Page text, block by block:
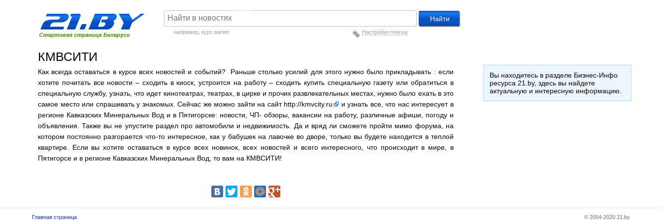
например, курс валют Настройки поиска
КМВСИТИ
Как всегда оставаться в курсе всех новостей и событий? Раньше столько усилий для этого нужно было прикладывать : если
хотите почитать все новости – сходить в киоск, устроится на работу – сходить купить специальную газету или обратиться в
специальную службу, узнать, что идет кинотеатрах, театрах, в цирке и прочих развлекательных местах, нужно было ехать в это
самое место или спрашивать у знакомых. Сейчас же можно зайти на сайт http://kmvcity.ru
и узнать все, что нас интересует в
регионе Кавказских Минеральных Вод и в Пятигорске: новости, ЧП- обзоры, вакансии на работу, различные афиши, погоду и
объявления. Также вы не упустите раздел про автомобили и недвижимость. Да и вряд ли сможете пройти мимо форума, на
котором постоянно разгорается что-то интересное, как у бабушек на лавочке во дворе, только вы будете находится в теплой
квартире. Если вы хотите оставаться в курсе всех новинок, всех новостей и всего интересного, что происходит в мире, в
Пятигорсе и в регионе Кавказских Минеральных Вод, то вам на КМВСИТИ!
Вы находитесь в разделе Бизнес-Инфо
ресурса 21.by, здесь вы найдете
актуальную и интересную информацию.
Главная страница © 2004-2020 21.by